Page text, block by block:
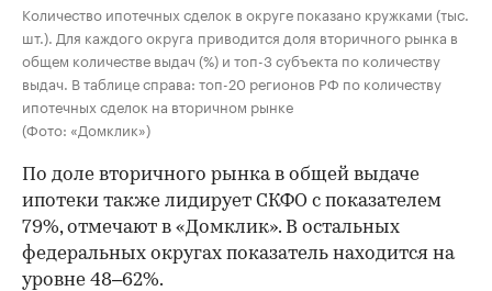
Количество ипотечных сделок в округе показано кружками (тыс.
шт.). Для каждого округа приводится доля вторичного рынка в
общем количестве выдач (%) и топ-3 субъекта по количеству
выдач. В таблице справа: топ-20 регионов РФ по количеству
ипотечных сделок на вторичном рынке
(Фото: «Домклик»)
По доле вторичного рынка в общей выдаче
ипотеки также лидирует СКФО с показателем
79%, отмечают в «Домклик». В остальных
федеральных округах показатель находится на
уровне 48–62%.